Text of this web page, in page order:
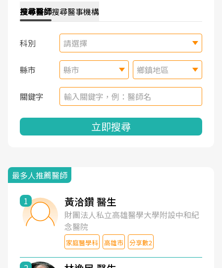
搜尋醫師搜尋醫事機構
科別 請選擇
縣市 縣市 鄉鎮地區
關鍵字
立即搜尋
最多人推薦醫師
1 黃洽鑽 醫生
財團法人私立高雄醫學大學附設中和紀
念醫院
家庭醫學科 高雄市 分享數2